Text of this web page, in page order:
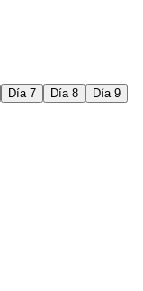
Día 7 Día 8
Día 9